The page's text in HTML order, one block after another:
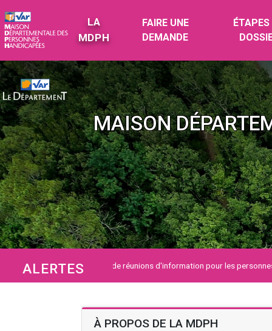
Saut au contenu
Menu
La MDPH
Faire une demande
Étapes du dossier
Prestations
Recours
Services en ligne
Foire aux questions
LA
MDPH
FAIRE UNE
DEMANDE
ÉTAPES
MAISON
ALERTES
mise en place de réunions d'information pour les personnes qui
À PROPOS DE LA MDPH